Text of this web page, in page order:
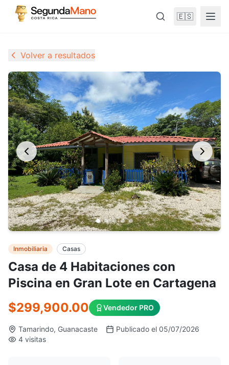
🇪🇸
Volver a resultados
Casa de 4 Habitaciones con
Piscina en Gran Lote en Cartagena
Inmobiliaria Casas
$299,900.00 Vendedor PRO
Tamarindo, Guanacaste
Publicado el 05/07/2026
4 visitas